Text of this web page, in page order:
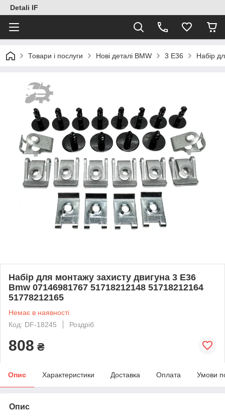
Detali IF
Товари і послуги Нові деталі BMW 3 E36 Набір
Набір для монтажу захисту двигуна 3 E36
Bmw 07146981767 51718212148 51718212164
51778212165
Немає в наявності
Код: DF-18245
Роздріб
808 ₴
Опис Характеристики Доставка Оплата Умови
Опис